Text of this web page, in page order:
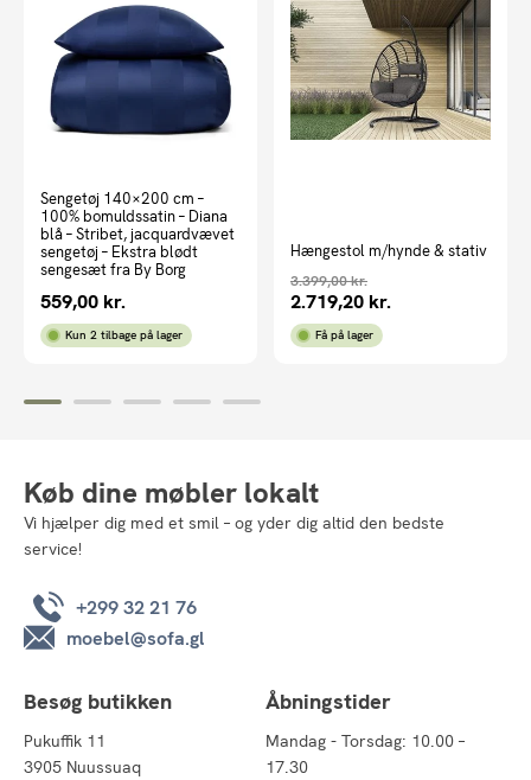
Sengetøj 140×200 cm –
100% bomuldssatin – Diana
blå – Stribet, jacquardvævet
sengetøj – Ekstra blødt
sengesæt fra By Borg
559,00 kr.
Kun 2 tilbage på lager
Hængestol m/hynde & stativ
3.399,00kr.
2.719,20 kr.
Få på lager
Køb dine møbler lokalt
Vi hjælper dig med et smil – og yder dig altid den bedste
service!
+299 32 21 76
moebel@sofa.gl
Besøg butikken
Pukuffik 11
3905 Nuussuaq
Åbningstider
Mandag - Torsdag: 10.00 –
17.30